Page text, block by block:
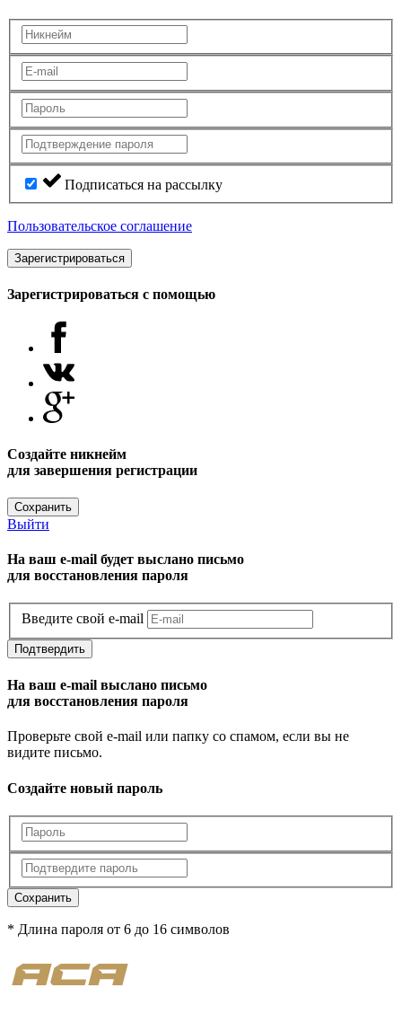
Подписаться на рассылку
Пользовательское соглашение
Зарегистрироваться
Зарегистрироваться с помощью
Создайте никнейм
для завершения регистрации
Сохранить
Выйти
На ваш e-mail будет выслано письмо
для восстановления пароля
Введите свой e-mail
Подтвердить
На ваш e-mail выслано письмо
для восстановления пароля
Проверьте свой e-mail или папку со спамом, если вы не
видите письмо.
Создайте новый пароль
Сохранить
* Длина пароля от 6 до 16 символов